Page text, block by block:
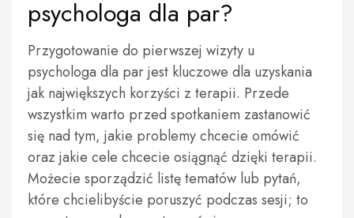
psychologa dla par?
Przygotowanie do pierwszej wizyty u
psychologa dla par jest kluczowe dla uzyskania
jak największych korzyści z terapii. Przede
wszystkim warto przed spotkaniem zastanowić
się nad tym, jakie problemy chcecie omówić
oraz jakie cele chcecie osiągnąć dzięki terapii.
Możecie sporządzić listę tematów lub pytań,
które chcielibyście poruszyć podczas sesji; to